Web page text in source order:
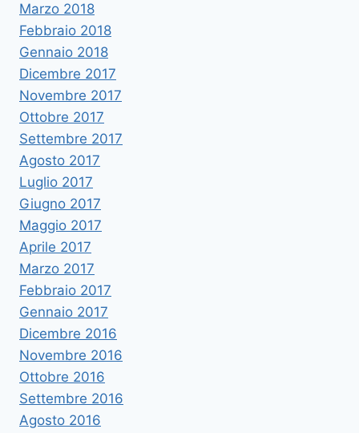
Marzo 2018
Febbraio 2018
Gennaio 2018
Dicembre 2017
Novembre 2017
Ottobre 2017
Settembre 2017
Agosto 2017
Luglio 2017
Giugno 2017
Maggio 2017
Aprile 2017
Marzo 2017
Febbraio 2017
Gennaio 2017
Dicembre 2016
Novembre 2016
Ottobre 2016
Settembre 2016
Agosto 2016